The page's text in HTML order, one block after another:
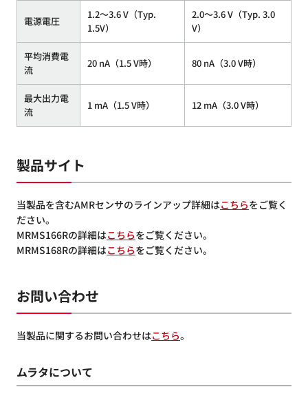
電源電圧
1.2～3.6 V（Typ.
1.5V）
2.0～3.6 V（Typ. 3.0
V）
平均消費電
流
20 nA（1.5 V時） 80 nA（3.0 V時）
最大出力電
流
1 mA（1.5 V時） 12 mA（3.0 V時）
製品サイト
当製品を含むAMRセンサのラインアップ詳細はこちらをご覧く
ださい。
MRMS166Rの詳細はこちらをご覧ください。
MRMS168Rの詳細はこちらをご覧ください。
お問い合わせ
当製品に関するお問い合わせはこちら。
ムラタについて